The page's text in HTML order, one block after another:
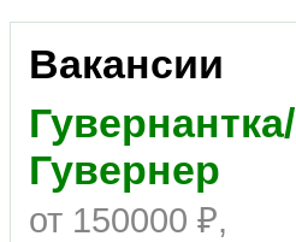
Вакансии
Гувернантка/
Гувернер
от 150000 ₽,